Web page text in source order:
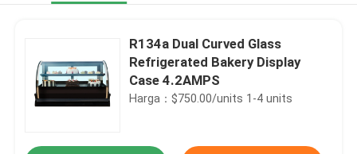
R134a Dual Curved Glass
Refrigerated Bakery Display
Case 4.2AMPS
Harga：$750.00/units 1-4 units